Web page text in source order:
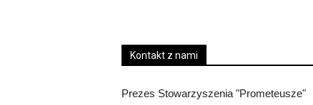
Kontakt z nami
Prezes Stowarzyszenia "Prometeusze"